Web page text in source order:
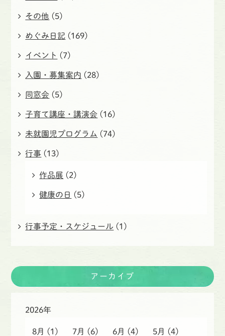
その他 (5)
めぐみ日記 (169)
イベント (7)
入園・募集案内 (28)
同窓会 (5)
子育て講座・講演会 (16)
未就園児プログラム (74)
行事 (13)
作品展 (2)
健康の日 (5)
行事予定・スケジュール (1)
アーカイブ
2026年
8月 (1) 7月 (6) 6月 (4) 5月
(4)